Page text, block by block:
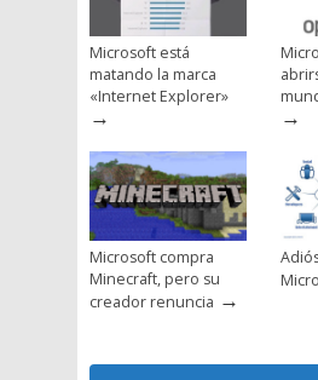
Microsoft está
matando la marca
«Internet Explorer»
→ →
Microsoft compra
Minecraft, pero su
creador renuncia →